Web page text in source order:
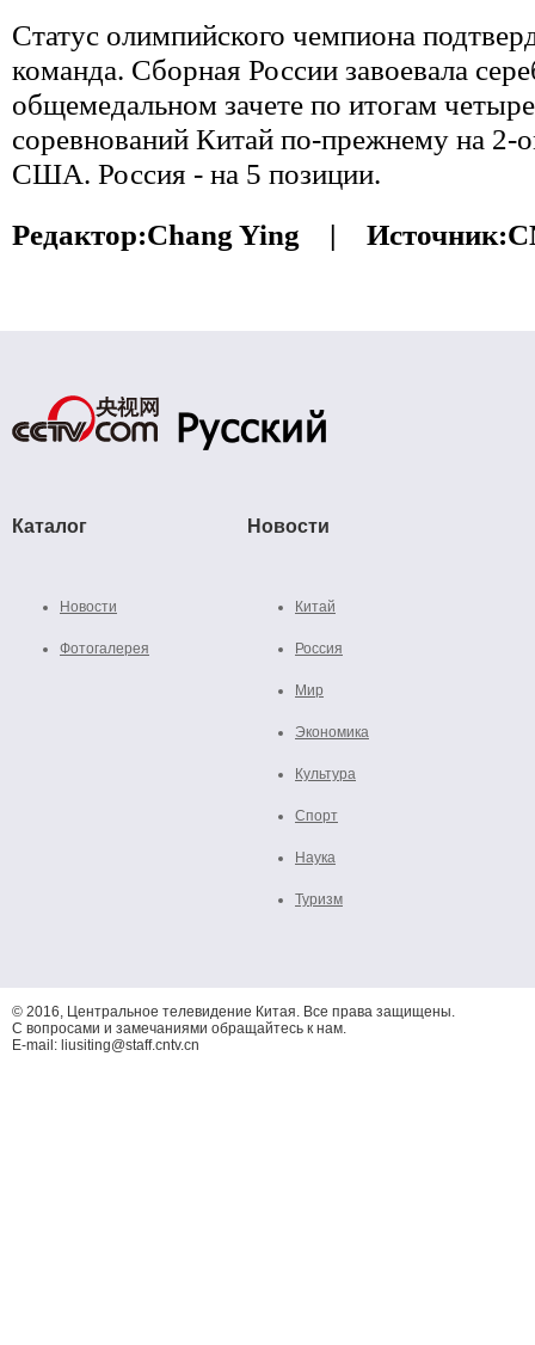
Статус олимпийского чемпиона
команда. Сборная России завоевала
общемедальном зачете по итогам
соревнований Китай по-прежнему на 2-
США. Россия - на 5 позиции.
Редактор:Chang Ying | Источник:
Каталог
Новости
Фотогалерея
Новости
Китай
Россия
Мир
Экономика
Культура
Спорт
Наука
Туризм
© 2016, Центральное телевидение Китая. Все права защищены.
С вопросами и замечаниями обращайтесь к нам.
E-mail: liusiting@staff.cntv.cn